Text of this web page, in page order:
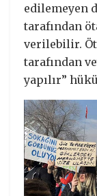
edilemeyen
tarafından
verilebilir.
tarafından
yapılır”